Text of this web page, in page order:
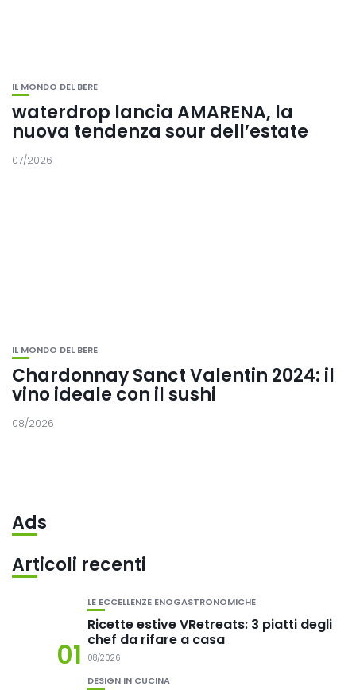
IL MONDO DEL BERE
waterdrop lancia AMARENA, la
nuova tendenza sour dell’estate
07/2026
IL MONDO DEL BERE
Chardonnay Sanct Valentin 2024: il
vino ideale con il sushi
08/2026
Ads
Articoli recenti
01
LE ECCELLENZE ENOGASTRONOMICHE
Ricette estive VRetreats: 3 piatti degli
chef da rifare a casa
08/2026
DESIGN IN CUCINA